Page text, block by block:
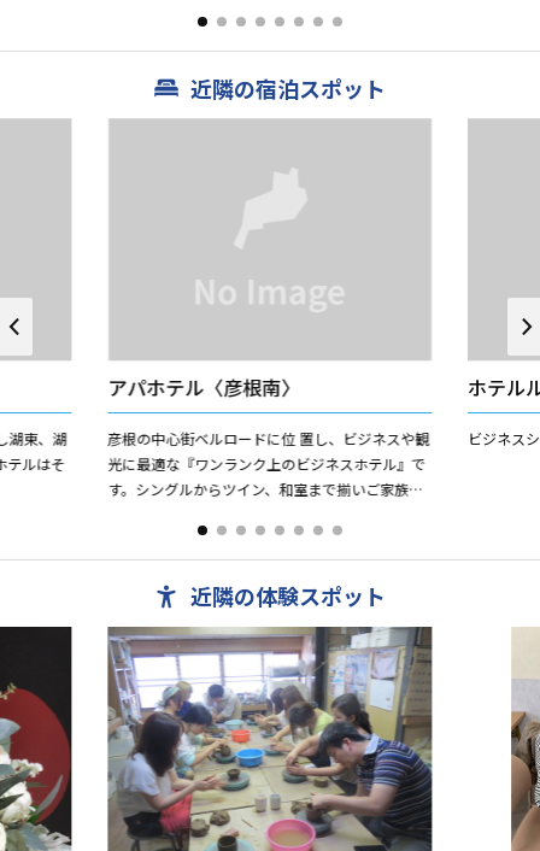
近隣の宿泊スポット
湖東、湖
テルはそ
アパホテル〈彦根南〉
彦根の中心街ベルロードに位 置し、ビジネスや観
光に最適な『ワンランク上のビジネスホテル』で
す。シングルからツイン、和室まで揃いご家族連
ホテル
ビジネス
近隣の体験スポット